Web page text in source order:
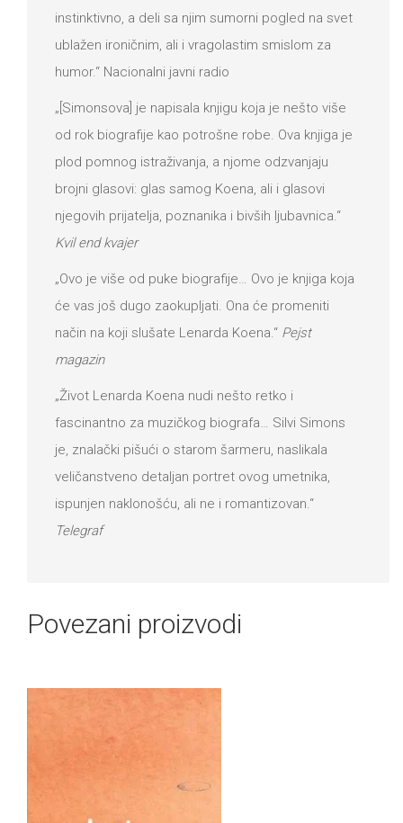
instinktivno, a deli sa njim sumorni pogled na svet
ublažen ironičnim, ali i vragolastim smislom za
humor.“ Nacionalni javni radio
„[Simonsova] je napisala knjigu koja je nešto više
od rok biografije kao potrošne robe. Ova knjiga je
plod pomnog istraživanja, a njome odzvanjaju
brojni glasovi: glas samog Koena, ali i glasovi
njegovih prijatelja, poznanika i bivših ljubavnica.“
Kvil end kvajer
„Ovo je više od puke biografije… Ovo je knjiga koja
će vas još dugo zaokupljati. Ona će promeniti
način na koji slušate Lenarda Koena.“ Pejst
magazin
„Život Lenarda Koena nudi nešto retko i
fascinantno za muzičkog biografa… Silvi Simons
je, znalački pišući o starom šarmeru, naslikala
veličanstveno detaljan portret ovog umetnika,
ispunjen naklonošću, ali ne i romantizovan.“
Telegraf
Povezani proizvodi